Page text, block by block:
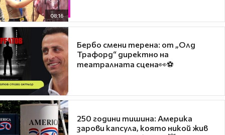
08:16
Бербо смени терена: от „Олд
Трафорд“ директно на
театралната сцена👀⚽
250 години тишина: Америка
зарови капсула, която никой жив